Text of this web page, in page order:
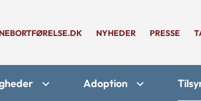
NYHEDER PRESSE
Adoption